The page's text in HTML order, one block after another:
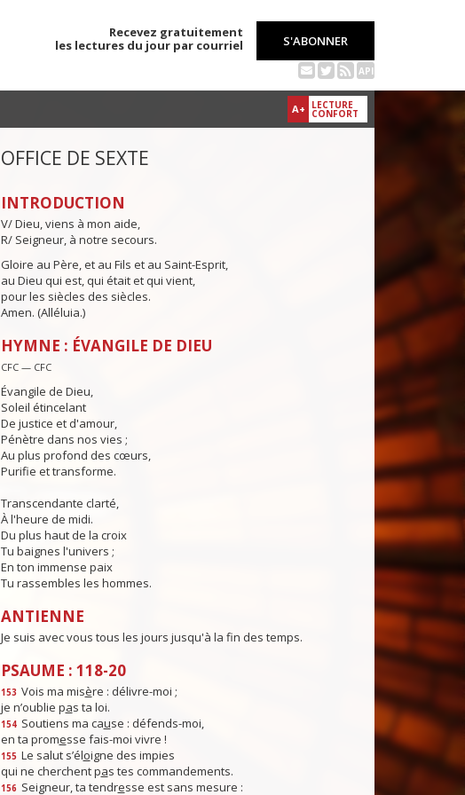
Recevez gratuitement
les lectures du jour par courriel
S'ABONNER
API
A+ LECTURE
CONFORT
OFFICE DE SEXTE
INTRODUCTION
V/ Dieu, viens à mon aide,
R/ Seigneur, à notre secours.
Gloire au Père, et au Fils et au Saint-Esprit,
au Dieu qui est, qui était et qui vient,
pour les siècles des siècles.
Amen. (Alléluia.)
HYMNE : ÉVANGILE DE DIEU
CFC — CFC
Évangile de Dieu,
Soleil étincelant
De justice et d'amour,
Pénètre dans nos vies ;
Au plus profond des cœurs,
Purifie et transforme.
Transcendante clarté,
À l'heure de midi.
Du plus haut de la croix
Tu baignes l'univers ;
En ton immense paix
Tu rassembles les hommes.
ANTIENNE
Je suis avec vous tous les jours jusqu'à la fin des temps.
PSAUME : 118-20
153 Vois ma misère : délivre-moi ;
je n’oublie pas ta loi.
154 Soutiens ma cause : défends-moi,
en ta promesse fais-moi vivre !
155 Le salut s’éloigne des impies
qui ne cherchent pas tes commandements.
156 Seigneur, ta tendresse est sans mesure :